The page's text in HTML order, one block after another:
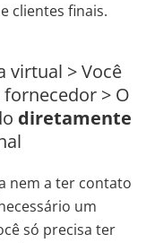
clientes finais.
virtual > Você
> O
diretamente
nem a ter contato
um
só precisa ter